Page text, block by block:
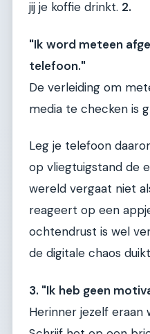
jij je koffie drinkt. 2.
"Ik word meteen
telefoon."
De verleiding om
media te checken is
Leg je telefoon
op vliegtuigstand de
wereld vergaat niet
reageert op een
ochtendrust is wel
de digitale chaos
3. "Ik heb geen
Herinner jezelf eraan